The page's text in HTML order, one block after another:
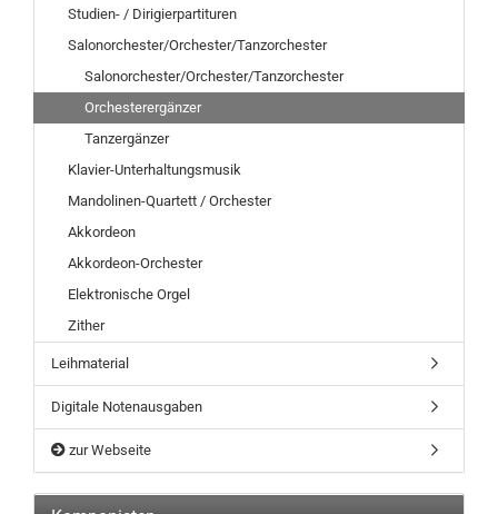
Studien- / Dirigierpartituren
Salonorchester/Orchester/Tanzorchester
Salonorchester/Orchester/Tanzorchester
Orchesterergänzer
Tanzergänzer
Klavier-Unterhaltungsmusik
Mandolinen-Quartett / Orchester
Akkordeon
Akkordeon-Orchester
Elektronische Orgel
Zither
Leihmaterial
Digitale Notenausgaben
zur Webseite